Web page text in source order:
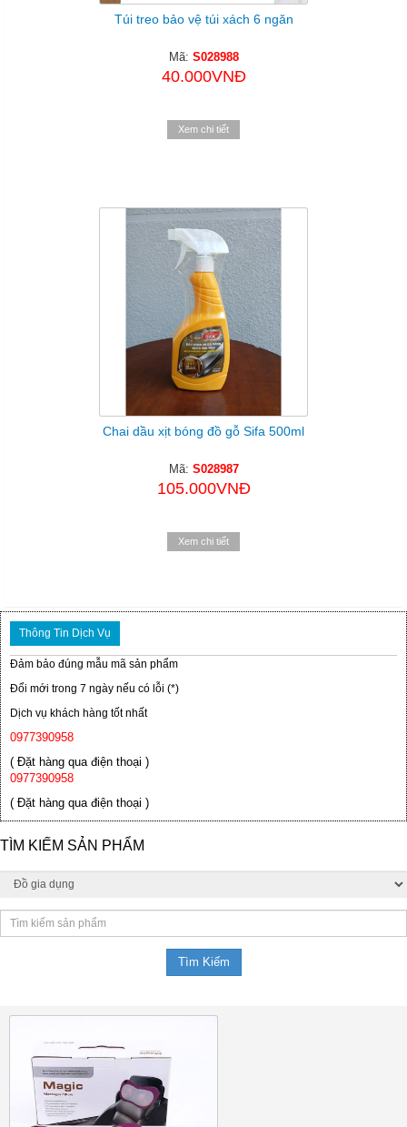
Túi treo bảo vệ túi xách 6 ngăn
Mã: S028988
40.000VNĐ
Xem chi tiết
Chai dầu xịt bóng đồ gỗ Sifa 500ml
Mã: S028987
105.000VNĐ
Xem chi tiết
Thông Tin Dịch Vụ
Đảm bảo đúng mẫu mã sản phẩm
Đổi mới trong 7 ngày nếu có lỗi (*)
Dịch vụ khách hàng tốt nhất
0977390958
( Đặt hàng qua điện thoại )
0977390958
( Đặt hàng qua điện thoại )
TÌM KIẾM SẢN PHẨM